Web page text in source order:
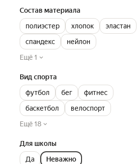
Состав материала
полиэстер
хлопок
эластан
спандекс
нейлон
Ещё 1
Вид спорта
футбол
бег
фитнес
баскетбол
велоспорт
Ещё 18
Для школы
Да
Неважно